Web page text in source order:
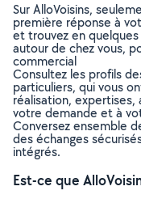
Sur AlloVoisins,
première réponse à
et trouvez en
autour de chez vous,
commercial
Consultez les profils
particuliers, qui vous
réalisation, expertises,
votre demande et à
Conversez ensemble
des échanges
intégrés.
Est-ce que